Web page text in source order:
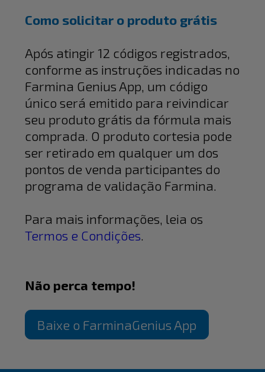
Como solicitar o produto grátis
Após atingir 12 códigos registrados,
conforme as instruções indicadas no
Farmina Genius App, um código
único será emitido para reivindicar
seu produto grátis da fórmula mais
comprada. O produto cortesia pode
ser retirado em qualquer um dos
pontos de venda participantes do
programa de validação Farmina.
Para mais informações, leia os
Termos e Condições.
Não perca tempo!
Baixe o FarminaGenius App